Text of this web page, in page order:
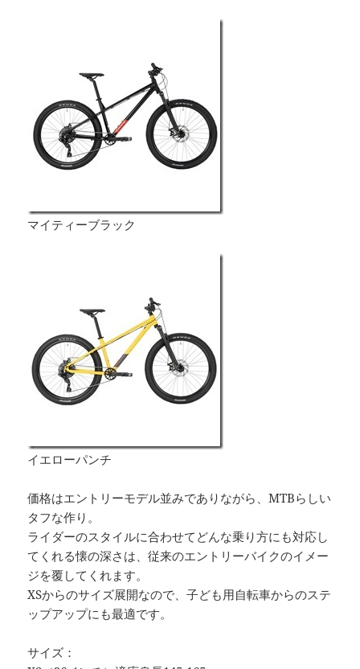
マイティーブラック
イエローパンチ
価格はエントリーモデル並みでありながら、MTBらしい
タフな作り。
ライダーのスタイルに合わせてどんな乗り方にも対応し
てくれる懐の深さは、従来のエントリーバイクのイメー
ジを覆してくれます。
XSからのサイズ展開なので、子ども用自転車からのステ
ップアップにも最適です。
サイズ：